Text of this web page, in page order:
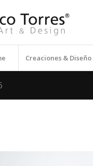
Creaciones & Diseño